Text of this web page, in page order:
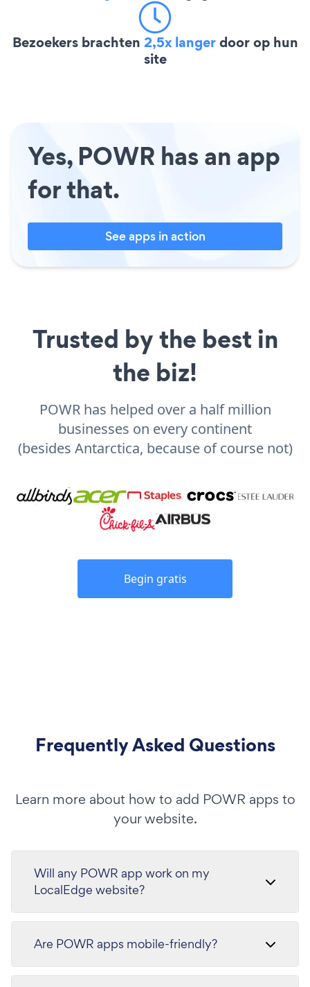
Bezoekers brachten 2,5x langerdoor op hun
site
Yes, POWR has an app
for that.
See apps in action
Trusted by the best in
the biz!
POWR has helped over a half million
businesses on every continent
(besides Antarctica, because of course not)
Begin gratis
Frequently Asked Questions
Learn more about how to add POWR apps to
your website.
Will any POWR app work on my
LocalEdge website?
Are POWR apps mobile-friendly?